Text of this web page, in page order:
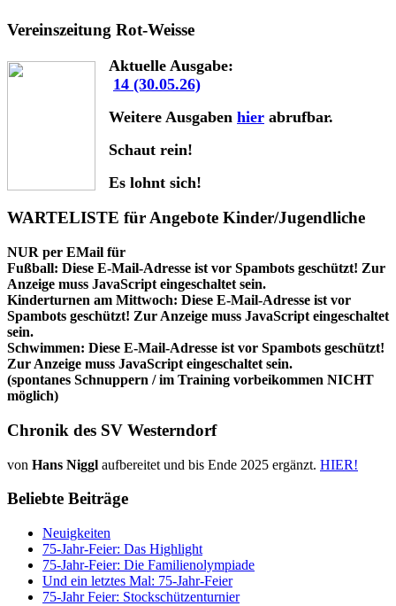
Vereinszeitung Rot-Weisse
Aktuelle Ausgabe:
14 (30.05.26)
Weitere Ausgaben hier abrufbar.
Schaut rein!
Es lohnt sich!
WARTELISTE für Angebote Kinder/Jugendliche
NUR per EMail für
Fußball: Diese E-Mail-Adresse ist vor Spambots geschützt! Zur
Anzeige muss JavaScript eingeschaltet sein.
Kinderturnen am Mittwoch: Diese E-Mail-Adresse ist vor
Spambots geschützt! Zur Anzeige muss JavaScript eingeschaltet
sein.
Schwimmen: Diese E-Mail-Adresse ist vor Spambots geschützt!
Zur Anzeige muss JavaScript eingeschaltet sein.
(spontanes Schnuppern / im Training vorbeikommen NICHT
möglich)
Chronik des SV Westerndorf
von Hans Niggl aufbereitet und bis Ende 2025 ergänzt. HIER!
Beliebte Beiträge
Neuigkeiten
75-Jahr-Feier: Das Highlight
75-Jahr-Feier: Die Familienolympiade
Und ein letztes Mal: 75-Jahr-Feier
75-Jahr Feier: Stockschützenturnier